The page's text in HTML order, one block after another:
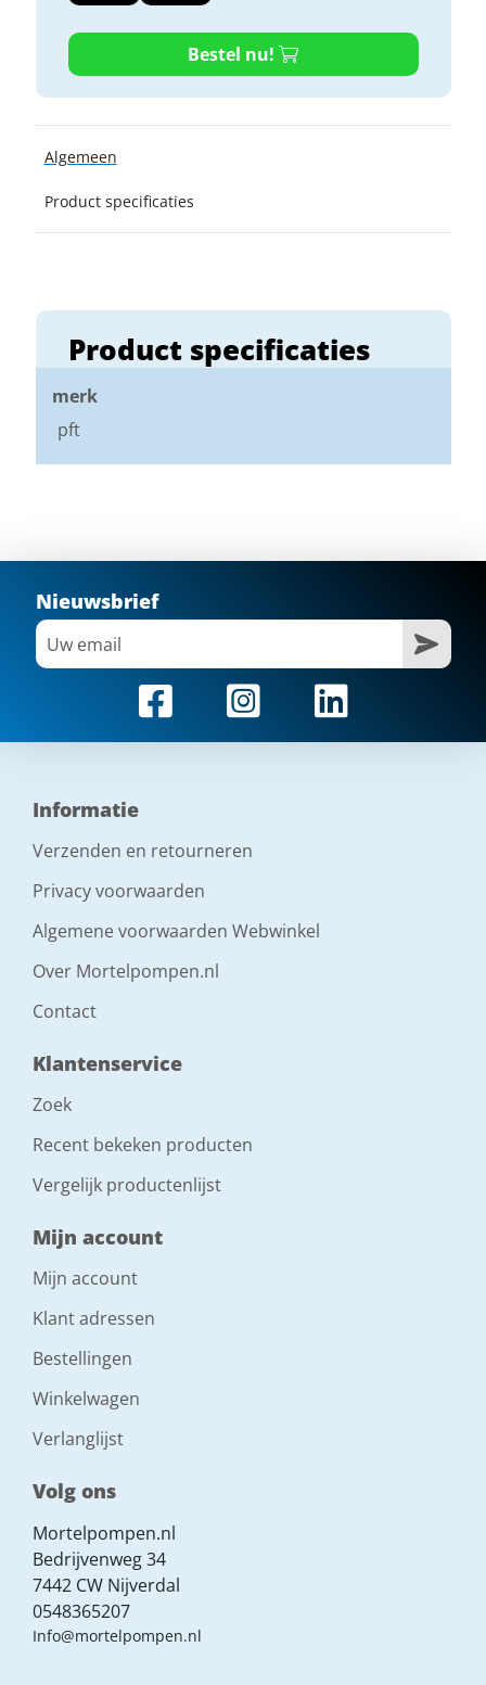
Product specificaties
merk
pft
Bestel nu!
Algemeen
Product specificaties
Nieuwsbrief
Informatie
Verzenden en retourneren
Privacy voorwaarden
Algemene voorwaarden Webwinkel
Over Mortelpompen.nl
Contact
Klantenservice
Zoek
Recent bekeken producten
Vergelijk productenlijst
Mijn account
Mijn account
Klant adressen
Bestellingen
Winkelwagen
Verlanglijst
Volg ons
Mortelpompen.nl
Bedrijvenweg 34
7442 CW Nijverdal
0548365207
Info@mortelpompen.nl